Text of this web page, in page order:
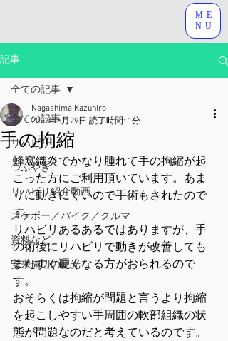
ME
NU
記事
全ての記事
リハビリ
つぶやき
リハビリ紹介動画
スケボー／バイク／クルマ
資料など
安来周辺の観光
全ての記事
手の拘縮
Nagashima Kazuhiro
2022年6月29日 読了時間: 1分
蜂窩織炎でかなり腫れて手の拘縮が起
こった方にご利用頂いています。あま
りに動きにくいので手術もされたので
す。
リハビリあるあるではありますが、手
の術後にリハビリで動きが改善しても
またすぐ硬くなる方がおられるので
す。
おそらくは拘縮が問題と言うより拘縮
を起こしやすい手周囲の軟部組織の状
態が問題なのだと考えているのです。